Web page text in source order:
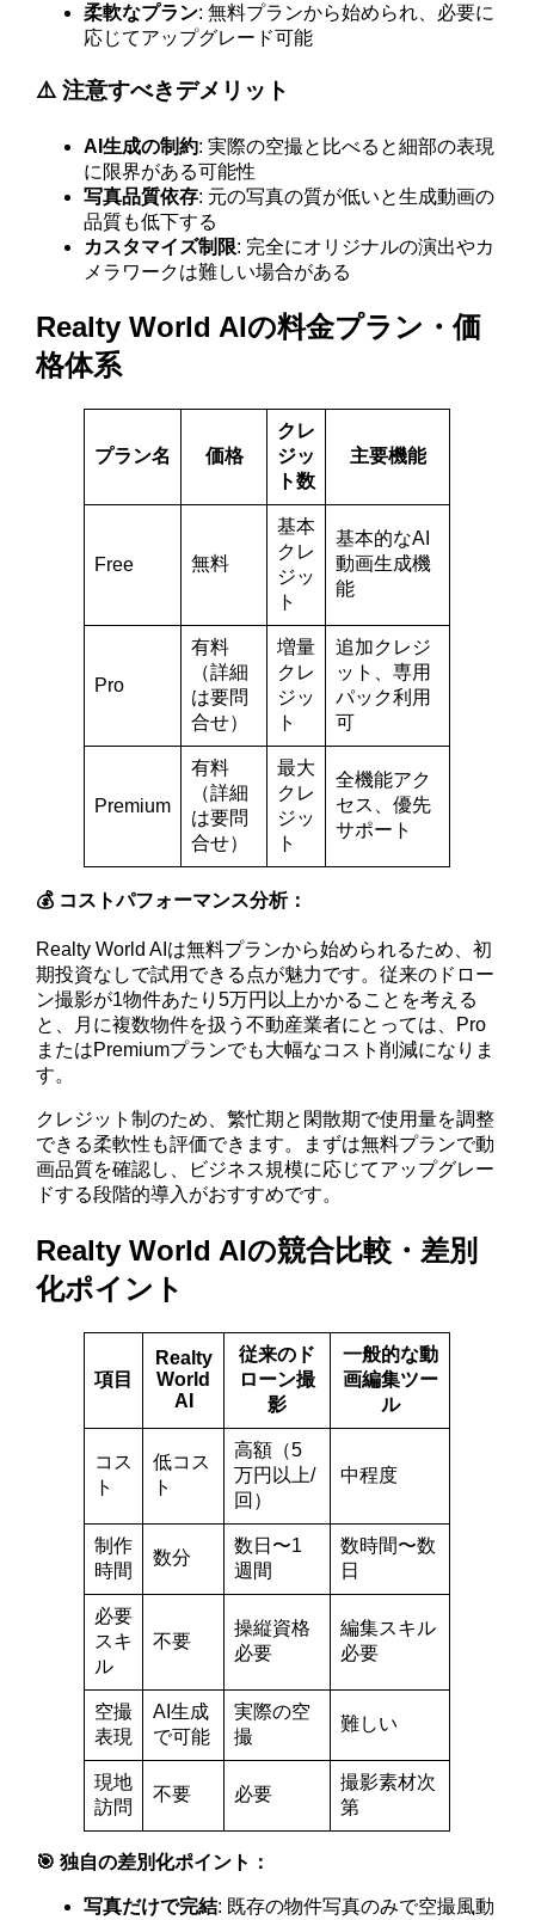
柔軟なプラン: 無料プランから始められ、必要に
応じてアップグレード可能
⚠️ 注意すべきデメリット
AI生成の制約: 実際の空撮と比べると細部の表現
に限界がある可能性
写真品質依存: 元の写真の質が低いと生成動画の
品質も低下する
カスタマイズ制限: 完全にオリジナルの演出やカ
メラワークは難しい場合がある
Realty World AIの料金プラン・価
格体系
プラン名 価格
クレ
ジッ
ト数
主要機能
Free 無料
基本
クレ
ジッ
ト
基本的なAI
動画生成機
能
Pro
有料
（詳細
は要問
合せ）
増量
クレ
ジッ
ト
追加クレジ
ット、専用
パック利用
可
Premium
有料
（詳細
は要問
合せ）
最大
クレ
ジッ
ト
全機能アク
セス、優先
サポート
💰 コストパフォーマンス分析：
Realty World AIは無料プランから始められるため、初
期投資なしで試用できる点が魅力です。従来のドロー
ン撮影が1物件あたり5万円以上かかることを考える
と、月に複数物件を扱う不動産業者にとっては、Pro
またはPremiumプランでも大幅なコスト削減になりま
す。
クレジット制のため、繁忙期と閑散期で使用量を調整
できる柔軟性も評価できます。まずは無料プランで動
画品質を確認し、ビジネス規模に応じてアップグレー
ドする段階的導入がおすすめです。
Realty World AIの競合比較・差別
化ポイント
項目
Realty
World
AI
従来のド
ローン撮
影
一般的な動
画編集ツー
ル
コス
ト
低コス
ト
高額（5
万円以上/
回）
中程度
制作
時間
数分
数日〜1
週間
数時間〜数
日
必要
スキ
ル
不要
操縦資格
必要
編集スキル
必要
空撮
表現
AI生成
で可能
実際の空
撮
難しい
現地
訪問
不要 必要
撮影素材次
第
🎯 独自の差別化ポイント：
写真だけで完結: 既存の物件写真のみで空撮風動